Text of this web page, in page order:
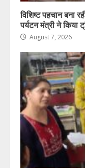
विशिष्ट पहचान बना
पर्यटन मंत्री ने किया
August 7, 2026